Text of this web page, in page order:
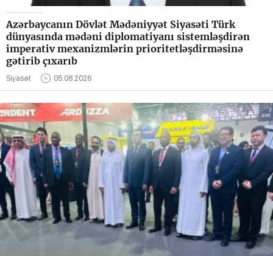
Azərbaycanın Dövlət Mədəniyyət Siyasəti Türk
dünyasında mədəni diplomatiyanı sistemləşdirən
imperativ mexanizmlərin prioritetləşdirməsinə
gətirib çıxarıb
Siyasət 05.08.2026